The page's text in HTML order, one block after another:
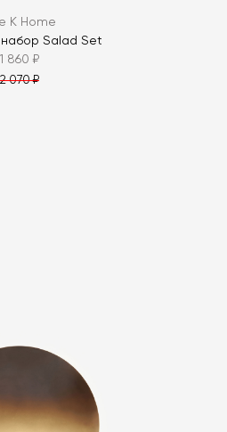
K Home
Salad Set
1 860 ₽
2 070 ₽